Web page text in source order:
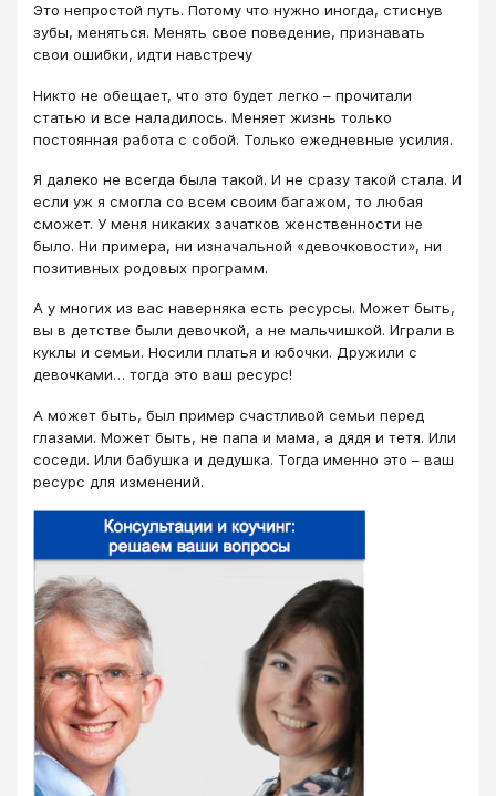
Это непростой путь. Потому что нужно иногда, стиснув
зубы, меняться. Менять свое поведение, признавать
свои ошибки, идти навстречу
Никто не обещает, что это будет легко – прочитали
статью и все наладилось. Меняет жизнь только
постоянная работа с собой. Только ежедневные усилия.
Я далеко не всегда была такой. И не сразу такой стала. И
если уж я смогла со всем своим багажом, то любая
сможет. У меня никаких зачатков женственности не
было. Ни примера, ни изначальной «девочковости», ни
позитивных родовых программ.
А у многих из вас наверняка есть ресурсы. Может быть,
вы в детстве были девочкой, а не мальчишкой. Играли в
куклы и семьи. Носили платья и юбочки. Дружили с
девочками… тогда это ваш ресурс!
А может быть, был пример счастливой семьи перед
глазами. Может быть, не папа и мама, а дядя и тетя. Или
соседи. Или бабушка и дедушка. Тогда именно это – ваш
ресурс для изменений.